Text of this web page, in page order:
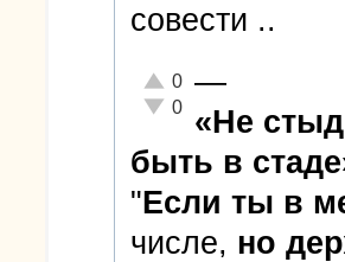
совести ..
Отлично!
0
Неадекватно!
0
—
«Не
быть в
"Если ты в
числе, но